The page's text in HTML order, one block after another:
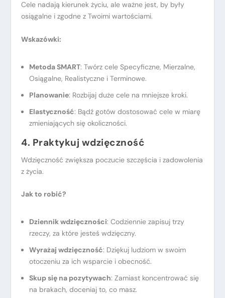
Cele nadają kierunek życiu, ale ważne jest, by były
osiągalne i zgodne z Twoimi wartościami.
Wskazówki:
Metoda SMART: Twórz cele Specyficzne, Mierzalne,
Osiągalne, Realistyczne i Terminowe.
Planowanie: Rozbijaj duże cele na mniejsze kroki.
Elastyczność: Bądź gotów dostosować cele w miarę
zmieniających się okoliczności.
4. Praktykuj wdzięczność
Wdzięczność zwiększa poczucie szczęścia i zadowolenia
z życia.
Jak to robić?
Dziennik wdzięczności: Codziennie zapisuj trzy
rzeczy, za które jesteś wdzięczny.
Wyrażaj wdzięczność: Dziękuj ludziom w swoim
otoczeniu za ich wsparcie i obecność.
Skup się na pozytywach: Zamiast koncentrować się
na brakach, doceniaj to, co masz.